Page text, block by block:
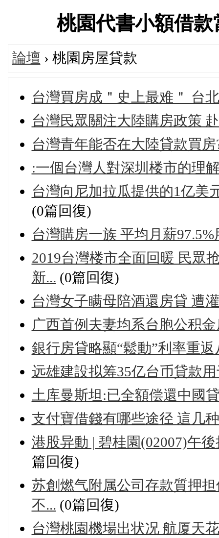
桃園代書小額借
論壇 › 桃園房屋貸款
台灣買房成＂史上最难＂ 台
台灣民眾關注大陸購房政策
台灣青年能否在大陸貸款買
:一個台灣人對深圳楼市的理
台灣向尼加拉瓜提供的1亿美
(0篇回復)
台灣購房一族 平均月薪
2019台灣楼市全面回暖 民眾
新... (0篇回復)
台灣女子瞒母陪酒還房貸 遭
广西首例夫妻均系台胞公积
銀行房貸略顯“鬆動”利率重返
远雄建設拟筹35亿台币貸款
土库曼斯坦:已全額偿還中國
支付寶借錢有哪些途径 這几
港股异動 | 碧桂園(02007)午
篇回復)
苏創燃气附属公司存款質押
不... (0篇回復)
台灣桃園機場出状况 航厦天